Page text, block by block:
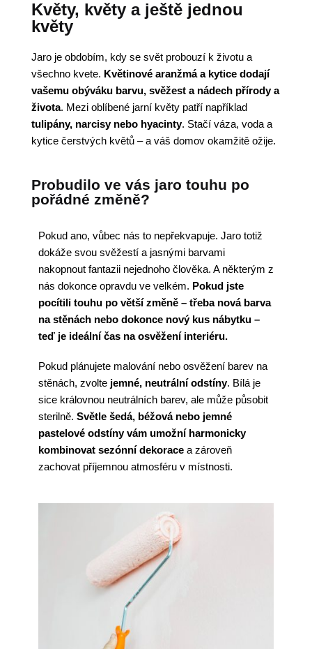
Květy, květy a ještě jednou
květy
Jaro je obdobím, kdy se svět probouzí k životu a
všechno kvete. Květinové aranžmá a kytice dodají
vašemu obýváku barvu, svěžest a nádech přírody a
života. Mezi oblíbené jarní květy patří například
tulipány, narcisy nebo hyacinty. Stačí váza, voda a
kytice čerstvých květů – a váš domov okamžitě ožije.
Probudilo ve vás jaro touhu po
pořádné změně?
Pokud ano, vůbec nás to nepřekvapuje. Jaro totiž
dokáže svou svěžestí a jasnými barvami
nakopnout fantazii nejednoho člověka. A některým z
nás dokonce opravdu ve velkém. Pokud jste
pocítili touhu po větší změně – třeba nová barva
na stěnách nebo dokonce nový kus nábytku –
teď je ideální čas na osvěžení interiéru.
Pokud plánujete malování nebo osvěžení barev na
stěnách, zvolte jemné, neutrální odstíny. Bílá je
sice královnou neutrálních barev, ale může působit
sterilně. Světle šedá, béžová nebo jemné
pastelové odstíny vám umožní harmonicky
kombinovat sezónní dekorace a zároveň
zachovat příjemnou atmosféru v místnosti.